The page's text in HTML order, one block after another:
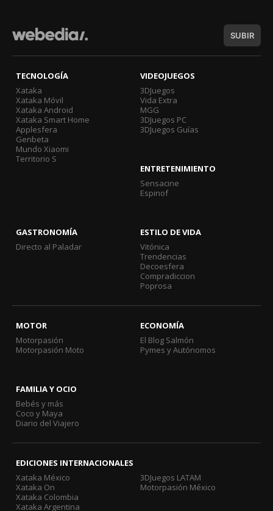
SUBIR
TECNOLOGÍA
Xataka
Xataka Móvil
Xataka Android
Xataka Smart Home
Applesfera
Genbeta
Mundo Xiaomi
Territorio S
VIDEOJUEGOS
3DJuegos
Vida Extra
MGG
3DJuegos PC
3DJuegos Guías
ENTRETENIMIENTO
Sensacine
Espinof
GASTRONOMÍA
Directo al Paladar
ESTILO DE VIDA
Vitónica
Trendencias
Decoesfera
Compradiccion
Poprosa
MOTOR
Motorpasión
Motorpasión Moto
ECONOMÍA
El Blog Salmón
Pymes y Autónomos
FAMILIA Y OCIO
Bebés y más
Coco y Maya
Diario del Viajero
EDICIONES INTERNACIONALES
Xataka México
Xataka On
Xataka Colombia
Xataka Argentina
3DJuegos LATAM
Motorpasión México